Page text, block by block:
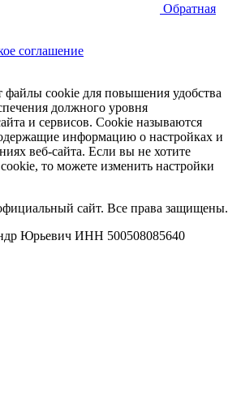
Обратная
соглашение
cookie для повышения удобства
должного уровня
и сервисов. Cookie называются
информацию о настройках и
веб-сайта. Если вы не хотите
то можете изменить настройки
сайт. Все права защищены.
Юрьевич ИНН 500508085640